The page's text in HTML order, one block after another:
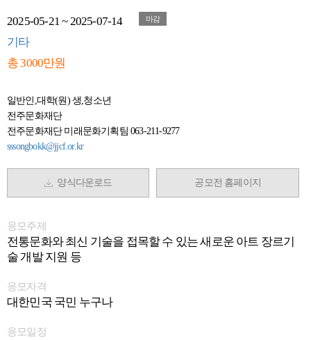
2025-05-21 ~ 2025-07-14 마감
기타
총 3000만원
일반인,대학(원) 생,청소년
전주문화재단
전주문화재단 미래문화기획팀 063-211-9277
sssongbokk@jjcf.or.kr
양식다운로드 공모전 홈페이지
응모주제
전통문화와 최신 기술을 접목할 수 있는 새로운 아트 장르기
술 개발 지원 등
응모자격
대한민국 국민 누구나
응모일정